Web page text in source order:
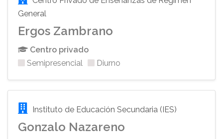
General
Ergos Zambrano
Centro privado
Semipresencial
Diurno
Instituto de Educación Secundaria (IES)
Gonzalo Nazareno